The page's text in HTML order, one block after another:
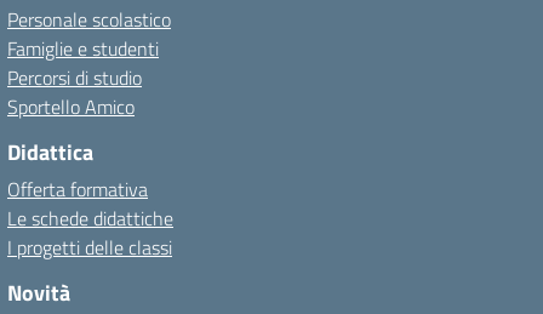
Personale scolastico
Famiglie e studenti
Percorsi di studio
Sportello Amico
Didattica
Offerta formativa
Le schede didattiche
I progetti delle classi
Novità